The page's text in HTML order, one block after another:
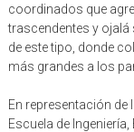
coordinados que
trascendentes y
de este tipo, donde
más grandes a los
En representación de
Escuela de